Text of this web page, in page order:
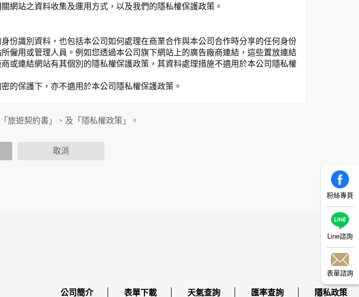
網站之資料收集及運用方式，以及我們的隱私權保護政策。
份識別資料，也包括本公司如何處理在商業合作與本公司合作時分享的任何身份
僱用或管理人員。例如您透過本公司旗下網站上的廣告廠商連結，這些置放連結
或連結網站有其個別的隱私權保護政策，其資料處理措施不適用於本公司隱私權
的保護下，亦不適用於本公司隱私權保護政策。
範圍如下：
使用時間、使用的瀏覽器、瀏覽及點選資料記錄等，做為我們增進網站服務的
括您使用連線設備的 IP 位址、使用時間、使用的瀏覽器、瀏覽及點選資料紀
部所瀏覽的網頁，除非您願意告知您的個人資料，否則本網站不會也無法將此
也可能蒐集您個人的資料。對於您主動提供的個人資訊，這些廣告廠商、或連結
，本公司不負任何連帶責任。
本公司除了在該資料或電子郵件上註明是由本公司發送，也會在該資料或電子
旅遊契約書」、及「隱私權政策」。
取消
粉絲專頁
Line諮詢
表單諮詢
公司簡介 表單下載 天氣查詢 匯率查詢 隱私政策